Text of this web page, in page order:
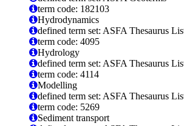
term code: 182103
Hydrodynamics
defined term set: ASFA Thesaurus
term code: 4095
Hydrology
defined term set: ASFA Thesaurus
term code: 4114
Modelling
defined term set: ASFA Thesaurus
term code: 5269
Sediment transport